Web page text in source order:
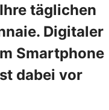
täglichen
Digitaler
Smartphone
dabei vor